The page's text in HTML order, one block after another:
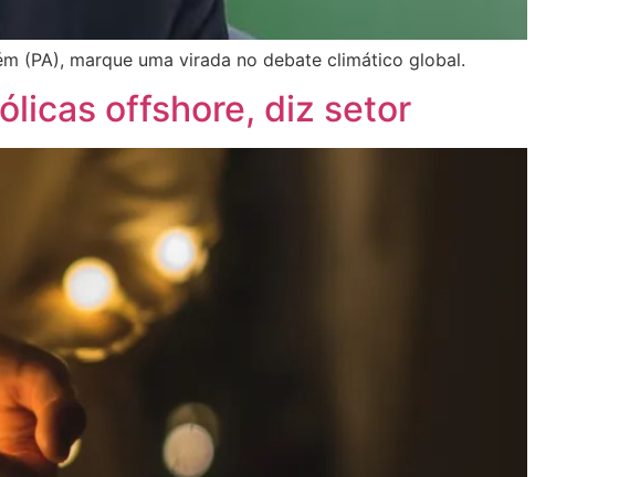
(PA), marque uma virada no debate climático global.
offshore, diz setor